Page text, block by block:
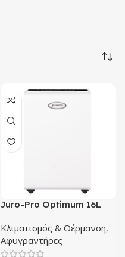
Juro-Pro Optimum 16L
και Wi-Fi 16lt
Κλιματισμός & Θέρμανση,
Αφυγραντήρες